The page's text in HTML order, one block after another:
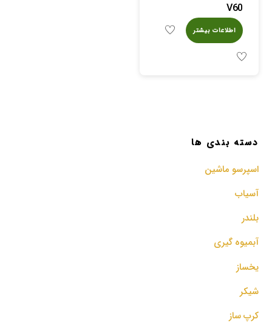
V60
اطلاعات بیشتر
دسته بندی ها
اسپرسو‌ ماشین
آسیاب
بلندر
آبمیوه گیری
یخساز
شیکر
کرپ ساز